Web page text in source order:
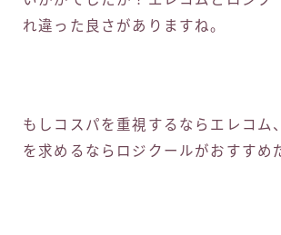
れ違った良さがありますね。
もしコスパを重視するならエレコム
を求めるならロジクールがおすすめ